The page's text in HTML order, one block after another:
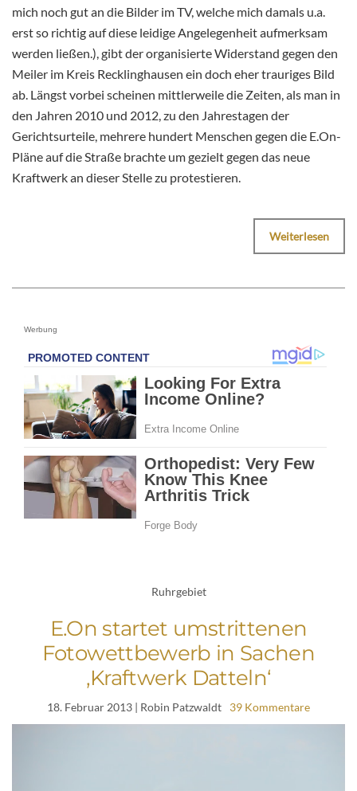
mich noch gut an die Bilder im TV, welche mich damals u.a.
erst so richtig auf diese leidige Angelegenheit aufmerksam
werden ließen.), gibt der organisierte Widerstand gegen den
Meiler im Kreis Recklinghausen ein doch eher trauriges Bild
ab. Längst vorbei scheinen mittlerweile die Zeiten, als man in
den Jahren 2010 und 2012, zu den Jahrestagen der
Gerichtsurteile, mehrere hundert Menschen gegen die E.On-
Pläne auf die Straße brachte um gezielt gegen das neue
Kraftwerk an dieser Stelle zu protestieren.
Weiterlesen
Werbung
Ruhrgebiet
E.On startet umstrittenen
Fotowettbewerb in Sachen
‚Kraftwerk Datteln‘
18. Februar 2013 | Robin Patzwaldt 39 Kommentare